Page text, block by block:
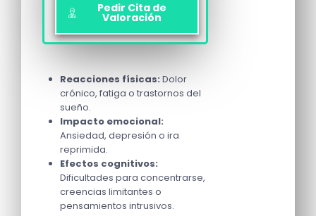
Pedir Cita de
Valoración
Reacciones físicas: Dolor
crónico, fatiga o trastornos del
sueño.
Impacto emocional:
Ansiedad, depresión o ira
reprimida.
Efectos cognitivos:
Dificultades para concentrarse,
creencias limitantes o
pensamientos intrusivos.